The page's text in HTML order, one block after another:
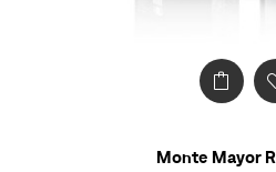
Monte Mayor